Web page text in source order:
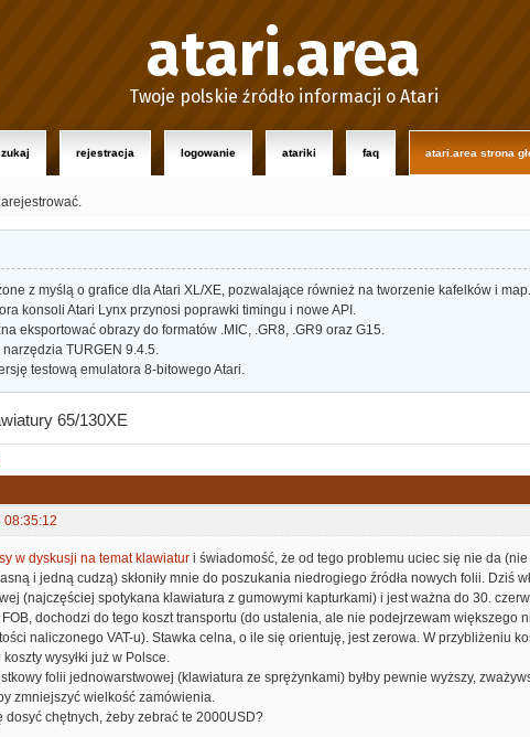
atari.area
Twoje polskie źródło informacji o Atari
rejestracja logowanie atariki faq atari.area strona
z myślą o grafice dla Atari XL/XE, pozwalające również na tworzenie kafelków i map.
konsoli Atari Lynx przynosi poprawki timingu i nowe API.
eksportować obrazy do formatów .MIC, .GR8, .GR9 oraz G15.
TURGEN 9.4.5.
testową emulatora 8-bitowego Atari.
65/130XE
08:35:12
w dyskusji na temat klawiatur i świadomość, że od tego problemu uciec się nie da
i jedną cudzą) skłoniły mnie do poszukania niedrogiego źródła nowych folii. Dziś
(najczęściej spotykana klawiatura z gumowymi kapturkami) i jest ważna do 30.
dochodzi do tego koszt transportu (do ustalenia, ale nie podejrzewam większego
naliczonego VAT-u). Stawka celna, o ile się orientuję, jest zerowa. W przybliżeniu
wysyłki już w Polsce.
folii jednowarstwowej (klawiatura ze sprężynkami) byłby pewnie wyższy,
zmniejszyć wielkość zamówienia.
dosyć chętnych, żeby zebrać te 2000USD?